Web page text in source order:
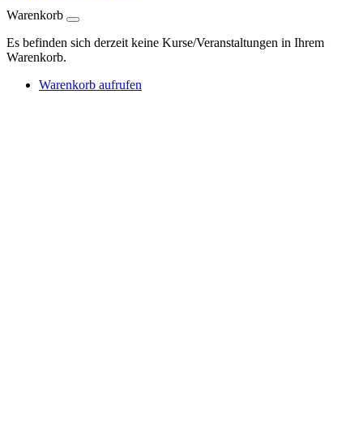
Warenkorb
Es befinden sich derzeit keine Kurse/Veranstaltungen in Ihrem
Warenkorb.
Warenkorb aufrufen